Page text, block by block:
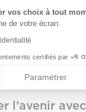
vos choix à tout
de votre écran.
certifiés par
Paramétrer
l’avenir